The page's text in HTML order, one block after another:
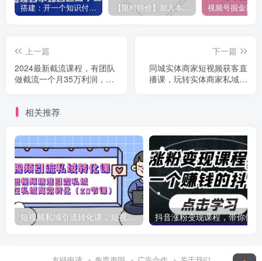
搭建：开一个知识付费资源网站，24小时全自动赚钱！ 【限时特价】加入本站VIP会员，海量最新各大团队网赚内部教程全免费，每天持续更新！
上一篇
2024最新截流课程，有团队
做截流一个月35万利润，团
下一篇
同城实体商家短视频获客直
播课，玩转实体商家私域，
相关推荐
短视频私域引流转化课，短视频精准引流私域高效转化（20节课）